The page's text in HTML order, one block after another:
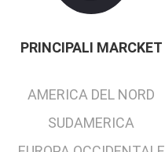
PRINCIPALI MARCKET
AMERICA DEL NORD
SUDAMERICA